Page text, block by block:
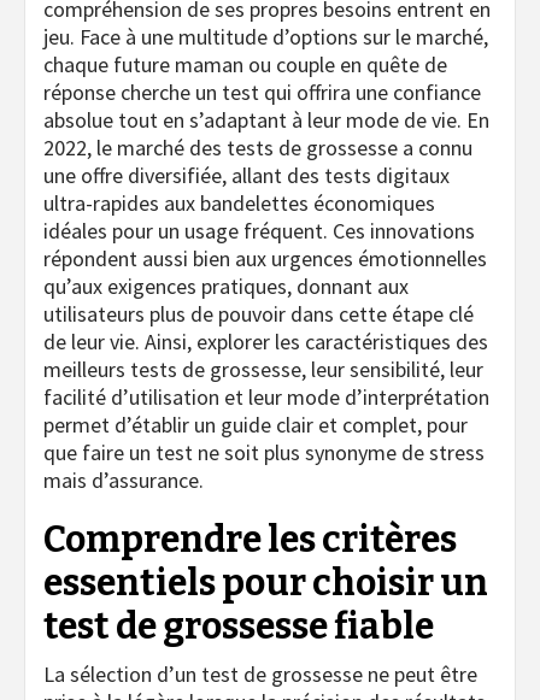
compréhension de ses propres besoins entrent en
jeu. Face à une multitude d’options sur le marché,
chaque future maman ou couple en quête de
réponse cherche un test qui offrira une confiance
absolue tout en s’adaptant à leur mode de vie. En
2022, le marché des tests de grossesse a connu
une offre diversifiée, allant des tests digitaux
ultra-rapides aux bandelettes économiques
idéales pour un usage fréquent. Ces innovations
répondent aussi bien aux urgences émotionnelles
qu’aux exigences pratiques, donnant aux
utilisateurs plus de pouvoir dans cette étape clé
de leur vie. Ainsi, explorer les caractéristiques des
meilleurs tests de grossesse, leur sensibilité, leur
facilité d’utilisation et leur mode d’interprétation
permet d’établir un guide clair et complet, pour
que faire un test ne soit plus synonyme de stress
mais d’assurance.
Comprendre les critères
essentiels pour choisir un
test de grossesse fiable
La sélection d’un test de grossesse ne peut être